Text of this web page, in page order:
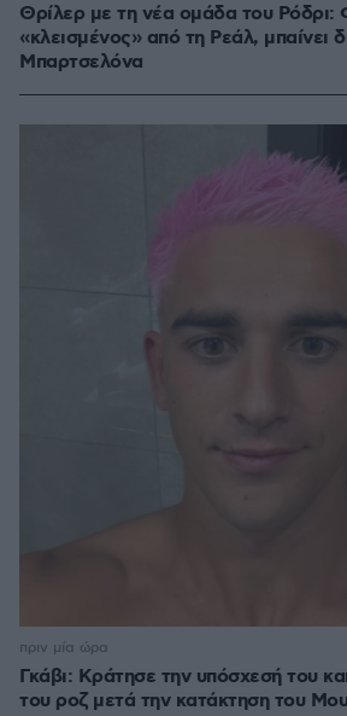
Θρίλερ με τη νέα ομάδα του Ρόδρι:
«κλεισμένος» από τη Ρεάλ, μπαίνει
Μπαρτσελόνα
Γκάβι: Κράτησε την υπόσχεσή του
του ροζ μετά την κατάκτηση του
πριν μία ώρα